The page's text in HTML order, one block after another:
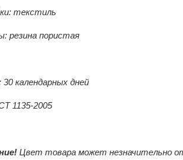
текстиль
резина пористая
календарных дней
1135-2005
Цвет товара может незначительно